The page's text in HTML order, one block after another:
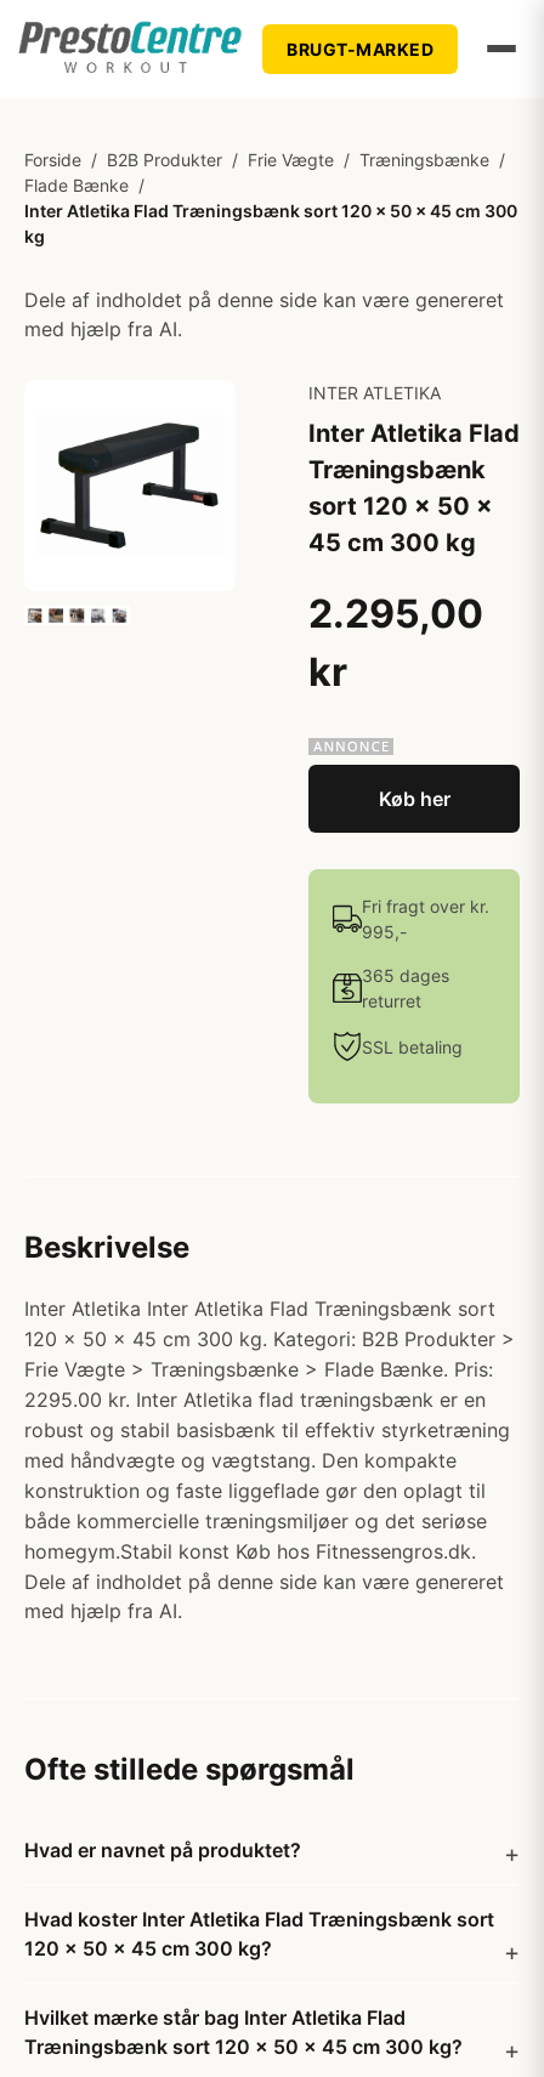
BRUGT-MARKED
Forside / B2B Produkter / Frie Vægte / Træningsbænke /
Flade Bænke /
Inter Atletika Flad Træningsbænk sort 120 x 50 x 45 cm 300
kg
Dele af indholdet på denne side kan være genereret
med hjælp fra AI.
INTER ATLETIKA
Inter Atletika Flad
Træningsbænk
sort 120 x 50 x
45 cm 300 kg
2.295,00
kr
Køb her
Fri fragt over kr.
995,-
365 dages
returret
SSL betaling
Beskrivelse
Inter Atletika Inter Atletika Flad Træningsbænk sort
120 x 50 x 45 cm 300 kg. Kategori: B2B Produkter >
Frie Vægte > Træningsbænke > Flade Bænke. Pris:
2295.00 kr. Inter Atletika flad træningsbænk er en
robust og stabil basisbænk til effektiv styrketræning
med håndvægte og vægtstang. Den kompakte
konstruktion og faste liggeflade gør den oplagt til
både kommercielle træningsmiljøer og det seriøse
homegym.Stabil konst Køb hos Fitnessengros.dk.
Dele af indholdet på denne side kan være genereret
med hjælp fra AI.
Ofte stillede spørgsmål
Hvad er navnet på produktet?
Hvad koster Inter Atletika Flad Træningsbænk sort
120 x 50 x 45 cm 300 kg?
Hvilket mærke står bag Inter Atletika Flad
Træningsbænk sort 120 x 50 x 45 cm 300 kg?